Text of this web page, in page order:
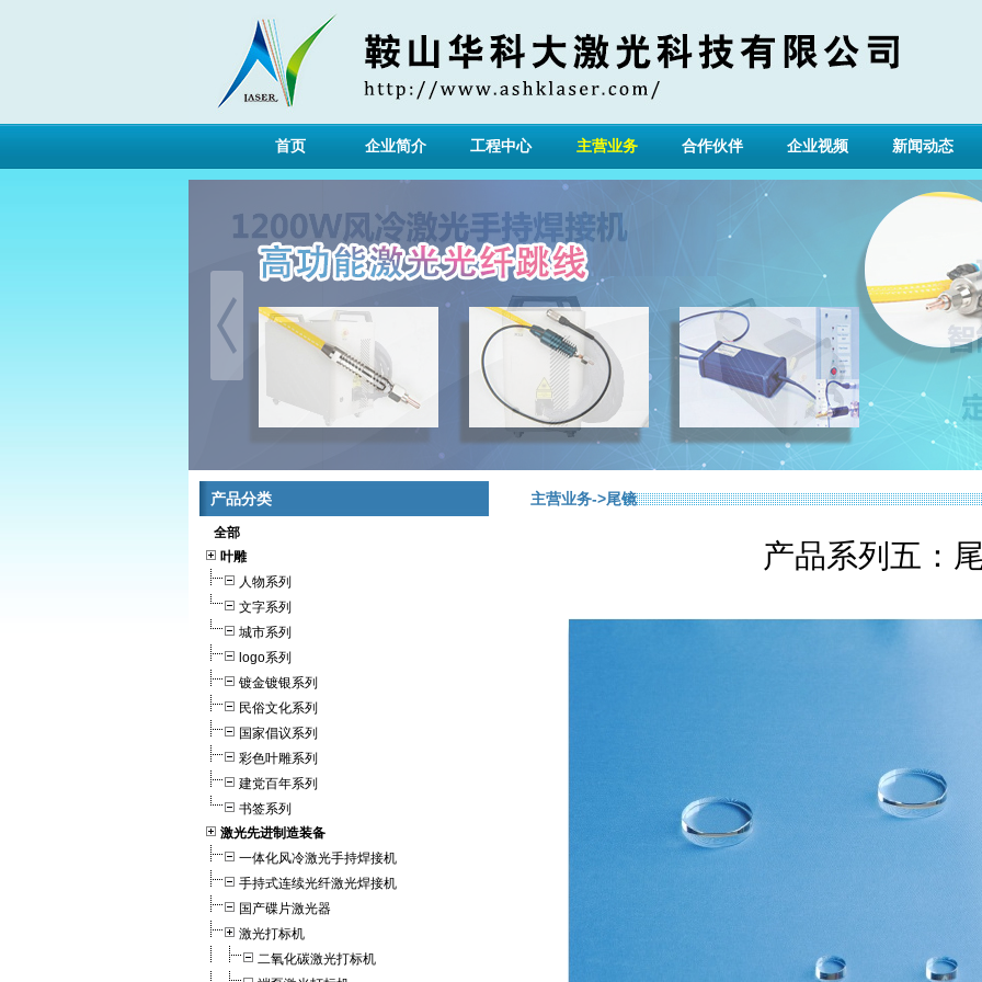
首页 企业简介 工程中心 主营业务 合作伙伴 企业视频 新闻动态
产品分类
全部
叶雕
人物系列
文字系列
城市系列
logo系列
镀金镀银系列
民俗文化系列
国家倡议系列
彩色叶雕系列
建党百年系列
书签系列
激光先进制造装备
一体化风冷激光手持焊接机
手持式连续光纤激光焊接机
国产碟片激光器
激光打标机
二氧化碳激光打标机
主营业务->尾镜
产品系列五：